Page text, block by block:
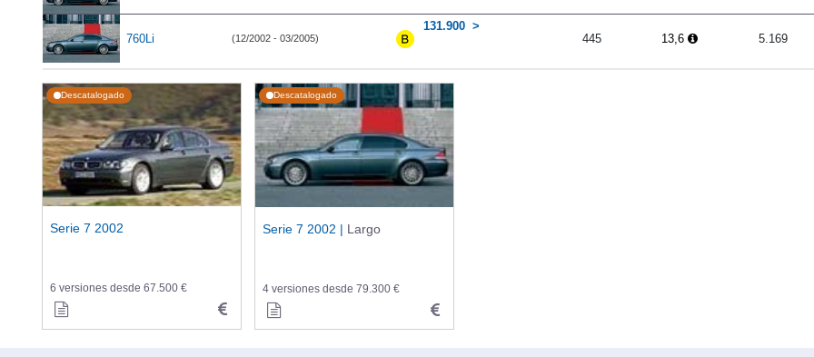
760Li (12/2002 - 03/2005)
131.900
445
13,6 5.169
Descatalogado
Serie 7 2002
6 versiones desde 67.500 €
Descatalogado
Serie 7 2002 | Largo
4 versiones desde 79.300 €